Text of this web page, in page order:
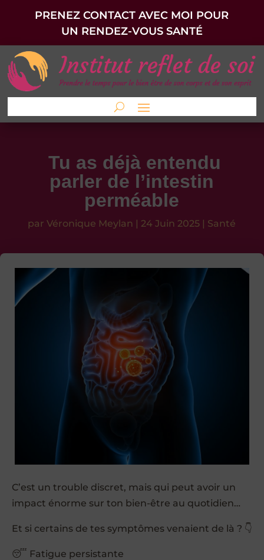
PRENEZ CONTACT AVEC MOI POUR
UN RENDEZ-VOUS SANTÉ
Tu as déjà entendu
parler de l’intestin
perméable
parVéronique Meylan |24 Juin 2025 | Santé
C’est un trouble discret, mais qui peut avoir un
impact énorme sur ton bien-être au quotidien…
Et si certains de tes symptômes venaient de là ? 👇
😴 Fatigue persistante